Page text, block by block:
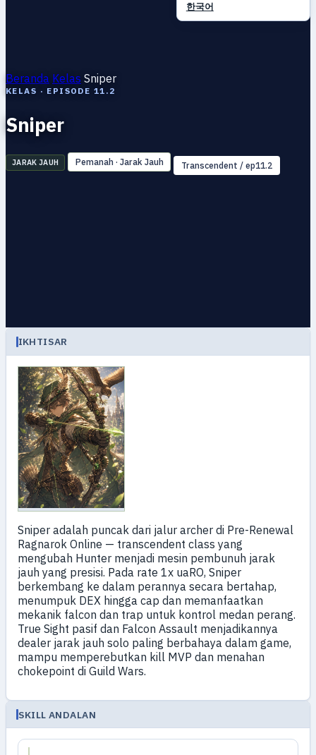
한국어
Beranda Kelas Sniper
KELAS · EPISODE 11.2
Sniper
JARAK JAUH Pemanah · Jarak Jauh Transcendent / ep11.2
IKHTISAR
Sniper adalah puncak dari jalur archer di Pre-Renewal
Ragnarok Online — transcendent class yang
mengubah Hunter menjadi mesin pembunuh jarak
jauh yang presisi. Pada rate 1x uaRO, Sniper
berkembang ke dalam perannya secara bertahap,
menumpuk DEX hingga cap dan memanfaatkan
mekanik falcon dan trap untuk kontrol medan perang.
True Sight pasif dan Falcon Assault menjadikannya
dealer jarak jauh solo paling berbahaya dalam game,
mampu memperebutkan kill MVP dan menahan
chokepoint di Guild Wars.
SKILL ANDALAN